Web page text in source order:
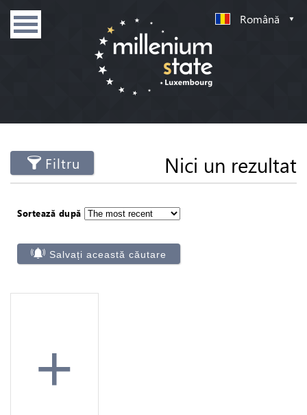
Română
Filtru Nici un rezultat
Sortează după
Salvați această căutare
+